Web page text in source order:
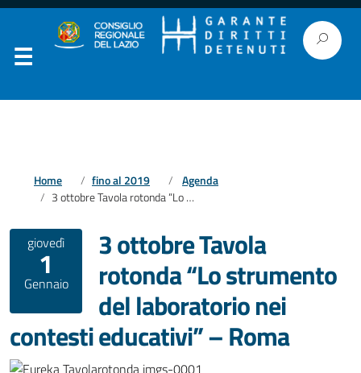
Home fino al 2019
Agenda
3 ottobre Tavola rotonda “Lo strumento del laboratorio nei contesti educativi” – Roma
giovedì
1
Gennaio
3 ottobre Tavola
rotonda “Lo strumento
del laboratorio nei
contesti educativi” – Roma